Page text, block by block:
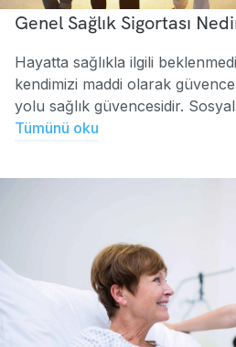
Genel Sağlık Sigortası
Hayatta sağlıkla ilgili
kendimizi maddi olarak
yolu sağlık güvencesidir.
Tümünü oku